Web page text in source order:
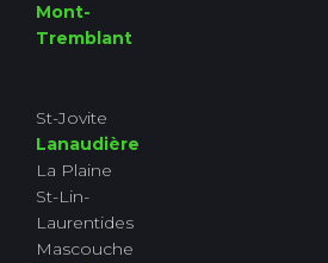
Mont-
Tremblant
St-Jovite
Lanaudière
La Plaine
St-Lin-
Laurentides
Mascouche